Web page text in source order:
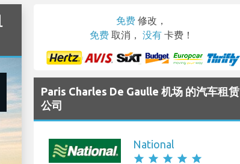
免费 修改，
免费 取消， 没有 卡费！
Paris Charles De Gaulle 机场 的汽车租赁
公司
National
star star star star star